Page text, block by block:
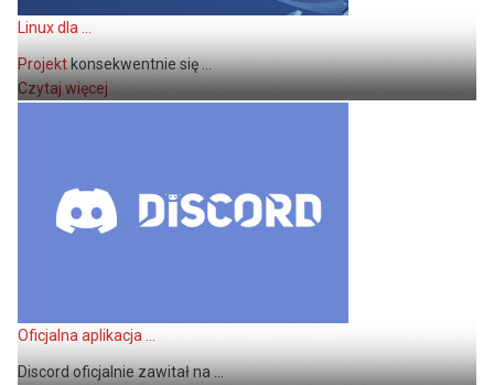
Linux dla ...
Projektkonsekwentnie się ...
Czytaj więcej
Oficjalna aplikacja ...
Discord oficjalnie zawitał na ...